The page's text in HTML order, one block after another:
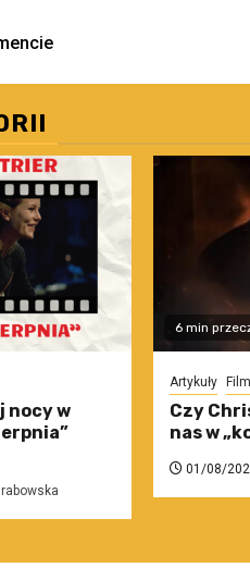
nocy w
6 min
Artykuły Film
Czy
nas w
01/08/